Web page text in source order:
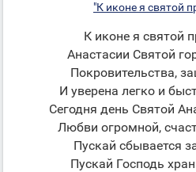
"К иконе я святой
К иконе я святой
Анастасии Святой
Покровительства,
И уверена легко и
Сегодня день Святой
Любви огромной,
Пускай сбывается
Пускай Господь